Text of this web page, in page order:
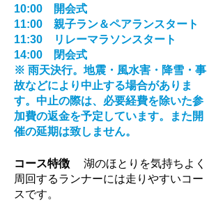
10:00　開会式
11:00　親子ラン＆ペアランスタート
11:30　リレーマラソンスタート
14:00　閉会式
※ 雨天決行。地震・風水害・降雪・事
故などにより中止する場合がありま
す。中止の際は、必要経費を除いた参
加費の返金を予定しています。また開
催の延期は致しません。
コース特徴 湖のほとりを気持ちよく
周回するランナーには走りやすいコー
スです。